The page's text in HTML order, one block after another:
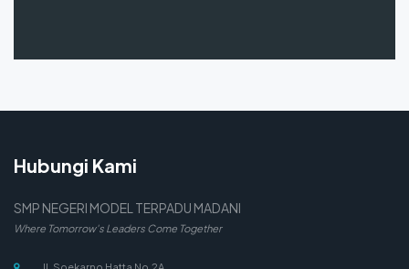
Hubungi Kami
SMP NEGERI MODEL TERPADU MADANI
Where Tomorrow's Leaders Come Together
Jl. Soekarno Hatta No.2A